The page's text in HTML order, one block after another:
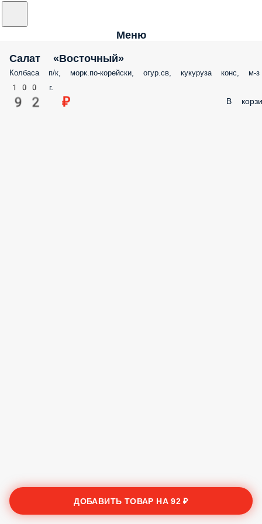
Меню
Салат «Восточный»
Колбаса п/к, морк.по-корейски, огур.св, кукуруза конс, м-з
100 г.
92 ₽ В
ДОБАВИТЬ ТОВАР НА92 ₽